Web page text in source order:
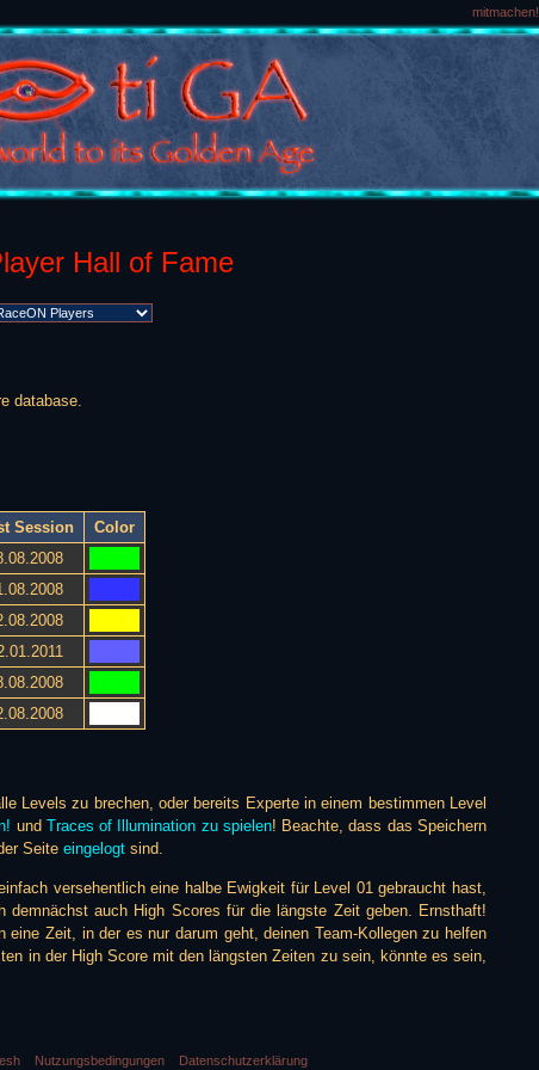
mitmachen!
Hall of Fame
database.
Session
Color
Levels zu brechen, oder bereits Experte in einem bestimmen Level
und Traces of Illumination zu spielen! Beachte, dass das Speichern
Seite eingelogt sind.
versehentlich eine halbe Ewigkeit für Level 01 gebraucht hast,
auch High Scores für die längste Zeit geben. Ernsthaft!
Zeit, in der es nur darum geht, deinen Team-Kollegen zu helfen
in der High Score mit den längsten Zeiten zu sein, könnte es sein,
Nutzungsbedingungen Datenschutzerklärung